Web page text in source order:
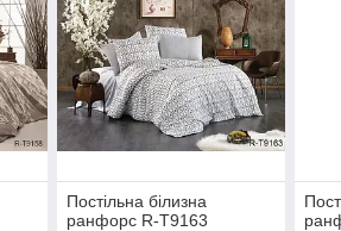
Постільна білизна
ранфорс R-T9163